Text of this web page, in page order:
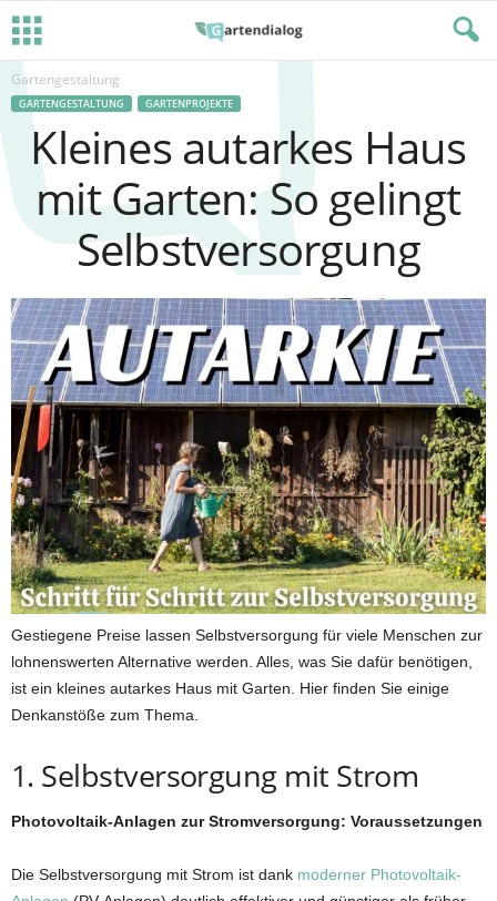
Gartengestaltung
GARTENGESTALTUNG GARTENPROJEKTE
Kleines autarkes Haus
mit Garten: So gelingt
Selbstversorgung
Gestiegene Preise lassen Selbstversorgung für viele Menschen zur
lohnenswerten Alternative werden. Alles, was Sie dafür benötigen,
ist ein kleines autarkes Haus mit Garten. Hier finden Sie einige
Denkanstöße zum Thema.
1. Selbstversorgung mit Strom
Photovoltaik-Anlagen zur Stromversorgung: Voraussetzungen
Die Selbstversorgung mit Strom ist dank moderner Photovoltaik-